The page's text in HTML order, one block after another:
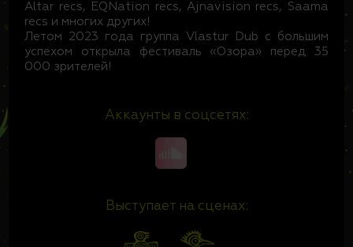
Altar recs, EQNation recs, Ajnavision recs, Saama
recs и многих других!
Летом 2023 года группа Vlastur Dub с большим
успехом открыла фестиваль «Озора» перед 35
000 зрителей!
Аккаунты в соцсетях:
Выступает на сценах: